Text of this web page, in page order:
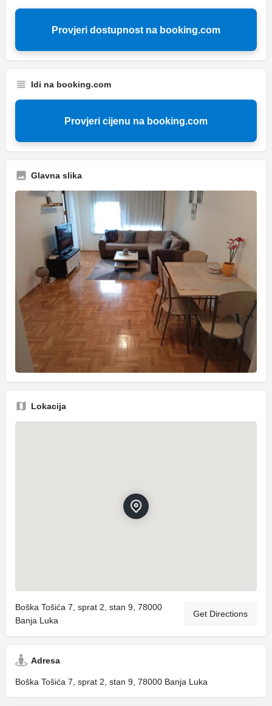
Provjeri dostupnost na booking.com
Idi na booking.com
Provjeri cijenu na booking.com
Glavna slika
Lokacija
Boška Tošića 7, sprat 2, stan 9, 78000
Banja Luka
Get Directions
Adresa
Boška Tošića 7, sprat 2, stan 9, 78000 Banja Luka